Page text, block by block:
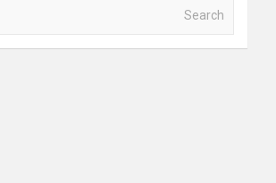
a